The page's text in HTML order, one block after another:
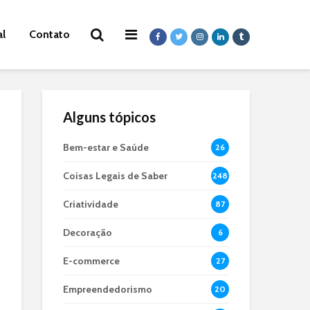
Contato
Alguns tópicos
Bem-estar e Saúde 26
Coisas Legais de Saber 248
Criatividade 87
Decoração 6
E-commerce 27
Empreendedorismo 20